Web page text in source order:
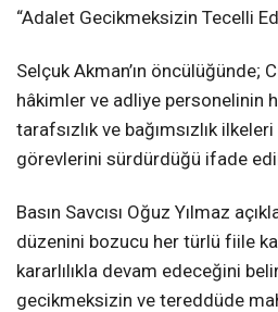
“Adalet Gecikmeksizin Tecelli
Selçuk Akman’ın öncülüğünde;
hâkimler ve adliye personelinin
tarafsızlık ve bağımsızlık
görevlerini sürdürdüğü ifade
Basın Savcısı Oğuz Yılmaz
düzenini bozucu her türlü fiile
kararlılıkla devam edeceğini
gecikmeksizin ve tereddüde